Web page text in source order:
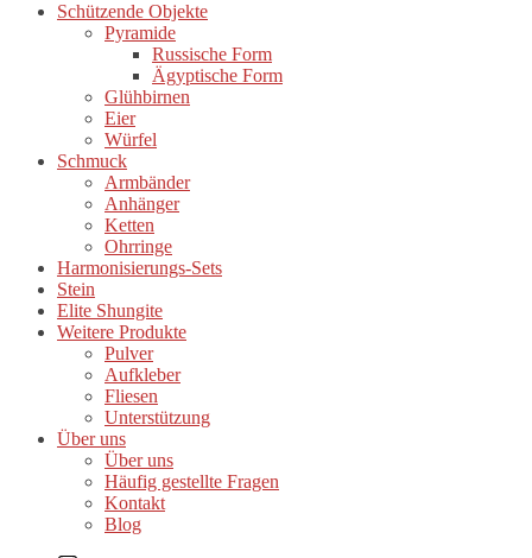
Schützende Objekte
Pyramide
Russische Form
Ägyptische Form
Glühbirnen
Eier
Würfel
Schmuck
Armbänder
Anhänger
Ketten
Ohrringe
Harmonisierungs-Sets
Stein
Elite Shungite
Weitere Produkte
Pulver
Aufkleber
Fliesen
Unterstützung
Über uns
Über uns
Häufig gestellte Fragen
Kontakt
Blog